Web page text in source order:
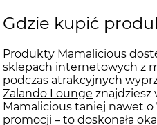
Gdzie kupić
Produkty Mamalicious
sklepach internetowych z
podczas atrakcyjnych
Zalando Lounge znajdziesz
Mamalicious taniej nawet o
promocji – to doskonała